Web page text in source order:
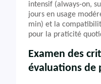
intensif (always-on,
jours en usage
min) et la
pour la praticité
Examen des
évaluations de